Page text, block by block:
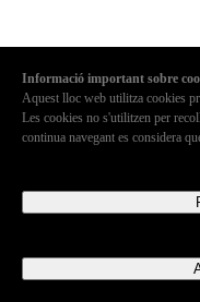
Informació important sobre
Aquest lloc web utilitza cookies
Les cookies no s'utilitzen per
continua navegant es considera